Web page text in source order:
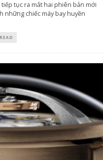
tục ra mắt hai phiên bản mới
những chiếc máy bay huyền